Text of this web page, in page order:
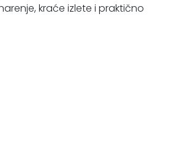
kraće izlete i praktično